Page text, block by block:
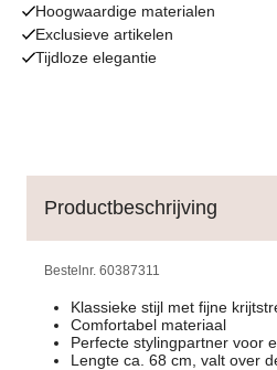
Hoogwaardige materialen
Exclusieve artikelen
Tijdloze elegantie
Productbeschrijving
Bestelnr. 60387311
Klassieke stijl met fijne
Comfortabel materiaal
Perfecte stylingpartner voor
Lengte ca. 68 cm, valt over